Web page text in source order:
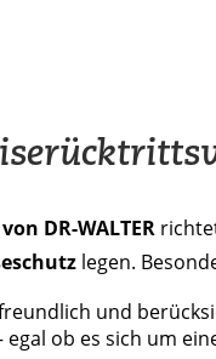
DR-WALTER
legen.
und
ob es sich um